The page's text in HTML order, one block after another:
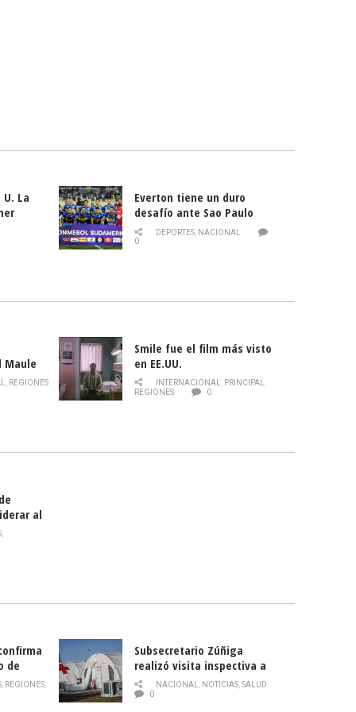
La
Everton tiene un duro
desafío ante Sao Paulo
DEPORTES, NACIONAL
0
Maule
de la
, REGIONES
Smile fue el film más visto
en EE.UU.
INTERNACIONAL, PRINCIPAL,
REGIONES
0
al
,
de
, REGIONES,
Subsecretario Zúñiga
realizó visita inspectiva a
Hospital Modular Sótero del
Río
NACIONAL, NOTICIAS,SALUD
0